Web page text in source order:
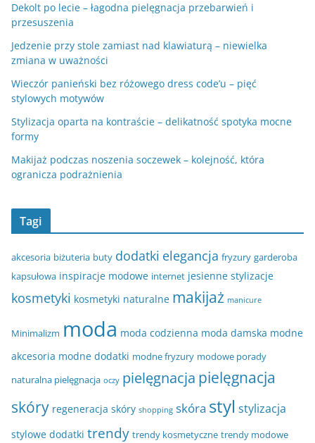
Dekolt po lecie – łagodna pielęgnacja przebarwień i
przesuszenia
Jedzenie przy stole zamiast nad klawiaturą – niewielka
zmiana w uważności
Wieczór panieński bez różowego dress code’u – pięć
stylowych motywów
Stylizacja oparta na kontraście – delikatność spotyka mocne
formy
Makijaż podczas noszenia soczewek – kolejność, która
ogranicza podrażnienia
Tagi
akcesoria biżuteria buty dodatki elegancja fryzury garderoba
kapsułowa inspiracje modowe internet jesienne stylizacje
kosmetyki kosmetyki naturalne makijaż manicure
Minimalizm moda moda codzienna moda damska modne
akcesoria modne dodatki modne fryzury modowe porady
naturalna pielęgnacja oczy pielęgnacja pielęgnacja
skóry regeneracja skóry shopping skóra styl stylizacja
stylowe dodatki trendy trendy kosmetyczne trendy modowe